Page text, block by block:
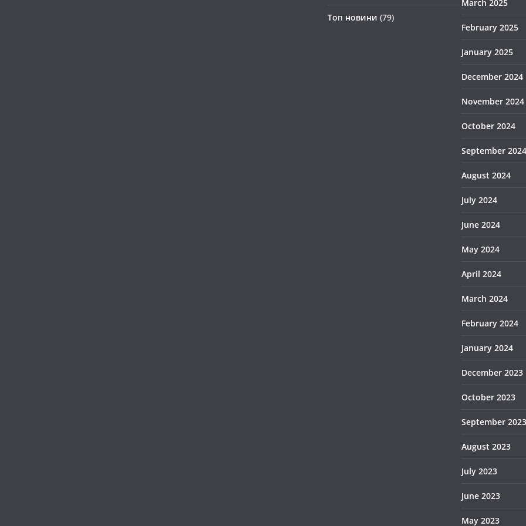
Топ новини (79)
March 2025
February 2025
January 2025
December 2024
November 2024
October 2024
September 2024
August 2024
July 2024
June 2024
May 2024
April 2024
March 2024
February 2024
January 2024
December 2023
October 2023
September 2023
August 2023
July 2023
June 2023
May 2023